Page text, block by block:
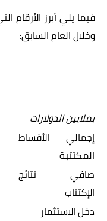
وخلال العام السابق:
بملايين الدولارات
إجمالي الأقساط
المكتتبة
صافي نتائج
الإكتتاب
دخل الاستثمار